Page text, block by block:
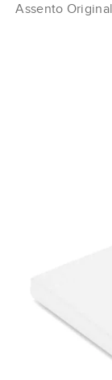
Assento